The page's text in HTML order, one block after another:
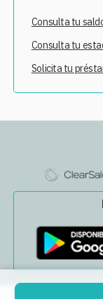
Consulta tu
Consulta tu
Solicita tu